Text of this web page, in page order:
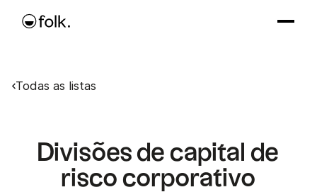
Todas as listas
Divisões de capital de
risco corporativo